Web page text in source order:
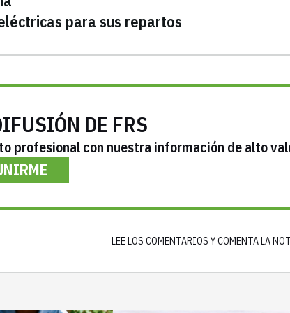
para sus repartos
DE FRS
profesional con nuestra información de alto
LEE LOS COMENTARIOS Y COMENTA LA